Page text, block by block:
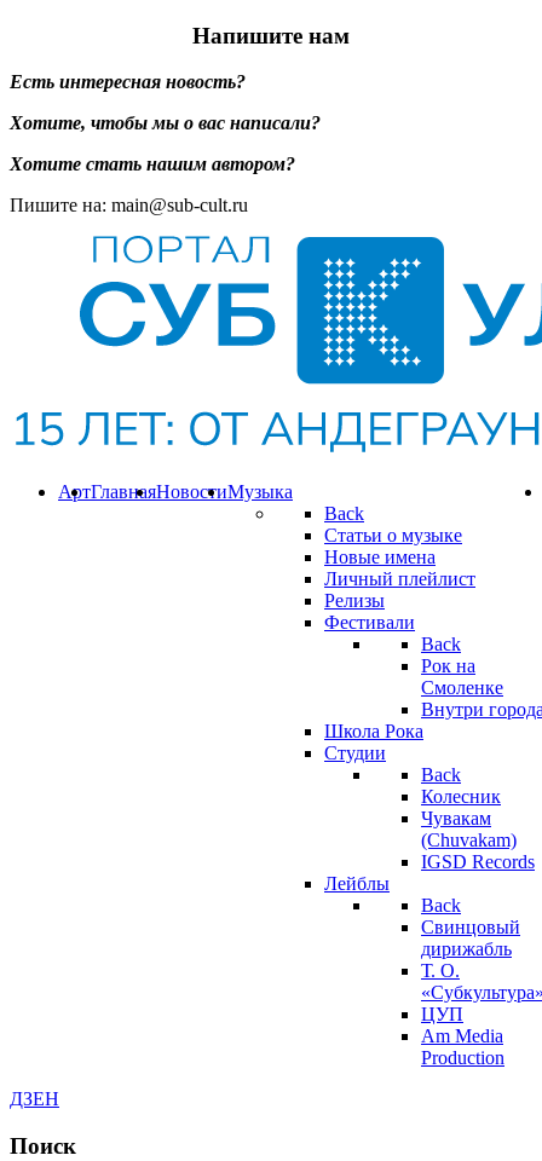
Напишите нам
Есть интересная новость?
Хотите, чтобы мы о вас написали?
Хотите стать нашим автором?
Пишите на: main@sub-cult.ru
Музыка
Back
Статьи о музыке
Новые имена
Личный плейлист
Релизы
Фестивали
Back
Рок на
Смоленке
Внутри
Школа Рока
Студии
Back
Колесник
Чувакам
(Chuvakam)
IGSD Records
Лейблы
Back
Свинцовый
дирижабль
Т. О.
ЦУП
Am Media
Production
Новости
Главная
Арт
ДЗЕН
Поиск